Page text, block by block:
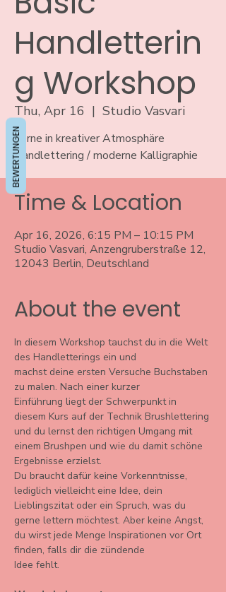
Handletterin
g Workshop
Thu, Apr 16
  |
Studio Vasvari
Lerne in kreativer Atmosphäre
Handlettering / moderne Kalligraphie
Time & Location
Apr 16, 2026, 6:15 PM – 10:15 PM
Studio Vasvari, Anzengruberstraße 12,
12043 Berlin, Deutschland
About the event
In diesem Workshop tauchst du in die Welt
des Handletterings ein und
machst deine ersten Versuche Buchstaben
zu malen. Nach einer kurzer
Einführung liegt der Schwerpunkt in
diesem Kurs auf der Technik Brushlettering
und du lernst den richtigen Umgang mit
einem Brushpen und wie du damit schöne
Ergebnisse erzielst.
Du braucht dafür keine Vorkenntnisse,
lediglich vielleicht eine Idee, dein
Lieblingszitat oder ein Spruch, was du
gerne lettern möchtest. Aber keine Angst,
du wirst jede Menge Inspirationen vor Ort
finden, falls dir die zündende
Idee fehlt.
BEWERTUNGEN